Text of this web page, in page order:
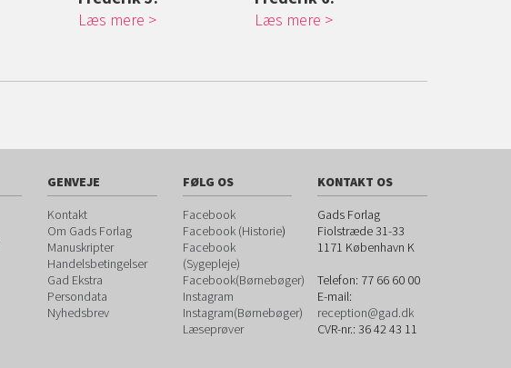
Læs mere
Læs mere
GENVEJE
Kontakt
Om Gads Forlag
Manuskripter
Handelsbetingelser
Gad Ekstra
Persondata
Nyhedsbrev
FØLG OS
Facebook
Facebook (Historie)
Facebook
(Sygepleje)
Facebook(Børnebøger)
Instagram
Instagram(Børnebøger)
Læseprøver
KONTAKT OS
Gads Forlag
Fiolstræde 31-33
1171 København K
Telefon: 77 66 60 00
E-mail:
reception@gad.dk
CVR-nr.: 36 42 43 11